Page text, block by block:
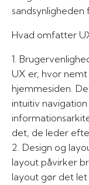
Hvad omfatter
1. Brugervenlighed: En af de vigtigste komponenter i
UX er, hvor
hjemmesiden.
intuitiv
det, de leder
2. Design og layout: Hjemmesidens visuelle æstetik og
layout påvirker
layout gør det